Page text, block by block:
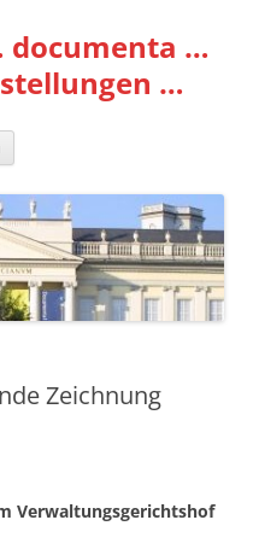
documenta …
…
Zeichnung
Verwaltungsgerichtshof